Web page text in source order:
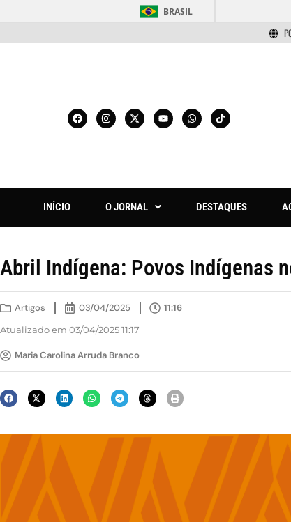
BRASIL
INÍCIO O JORNAL DESTAQUES
Abril Indígena: Povos Indígenas
Artigos 03/04/2025 11:16
Atualizado em 03/04/2025 11:17
Maria Carolina Arruda Branco